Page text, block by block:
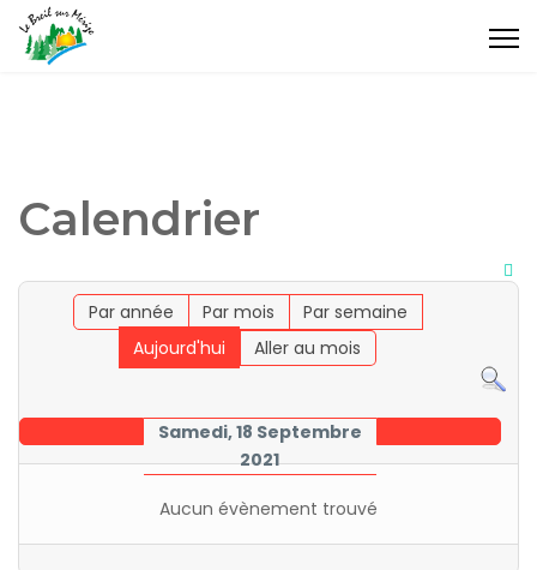
Calendrier
Par année Par mois
Par semaine
Aujourd'hui
Aller au mois
Samedi, 18 Septembre
2021
Aucun évènement trouvé